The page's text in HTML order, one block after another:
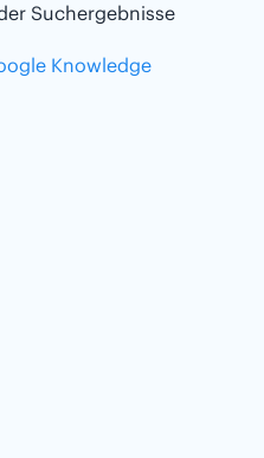
Suchergebnisse
Knowledge